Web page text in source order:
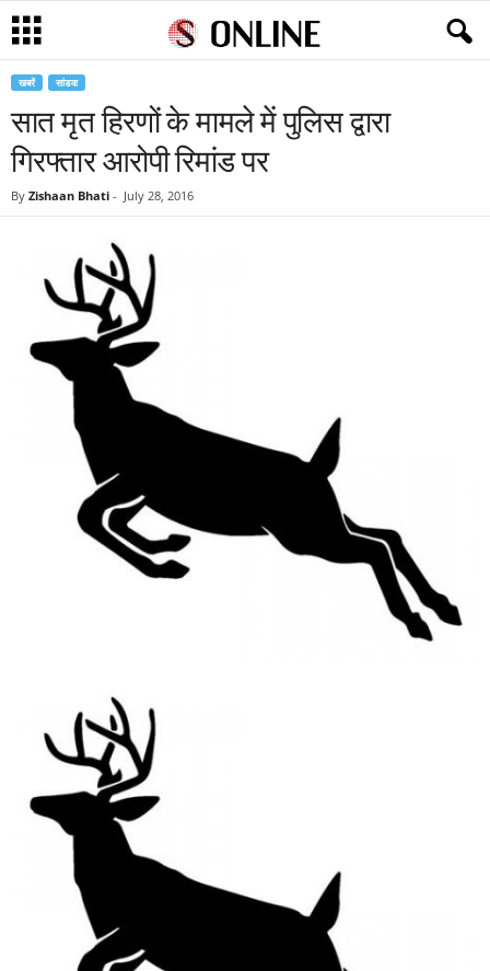
खबरें सांडवा
सात मृत हिरणों के मामले में पुलिस द्वारा
गिरफ्तार आरोपी रिमांड पर
By Zishaan Bhati - July 28, 2016